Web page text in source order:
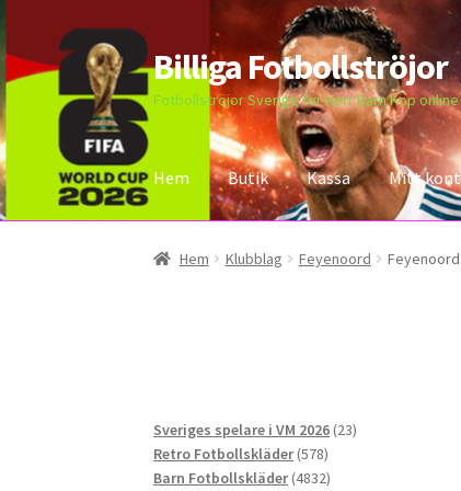
Hoppa
till
navigering
Hoppa
till
innehåll
Billiga Fotbollströjor
Fotbollströjor Sverige för Herr Barn Köp online
Hem Butik Kassa Mitt
Hem Bloggar Butik Kassa Kontakta oss
Hem Klubblag Feyenoord
Sveriges spelare i VM 2026 2323
Retro Fotbollskläder 578578
produkter
Barn Fotbollskläder 48324832